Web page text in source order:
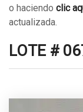
o haciendo clic
actualizada.
LOTE #